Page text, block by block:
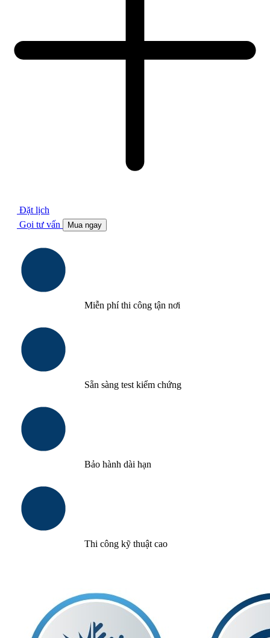
Đặt lịch
Gọi tư vấn
Mua ngay
Miễn phí thi công tận nơi
Sẵn sàng test kiểm chứng
Bảo hành dài hạn
Thi công kỹ thuật cao